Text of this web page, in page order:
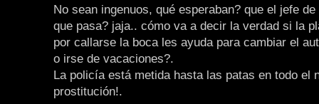
No sean ingenuos, qué esperaban? que el jefe
que pasa? jaja.. cómo va a decir la verdad si la
por callarse la boca les ayuda para cambiar el
o irse de vacaciones?.
La policía está metida hasta las patas en todo el
prostitución!.